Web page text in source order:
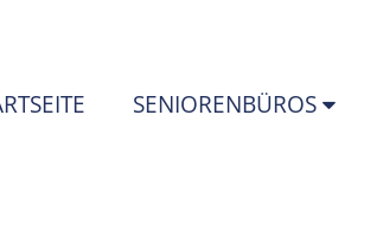
SENIORENBÜROS